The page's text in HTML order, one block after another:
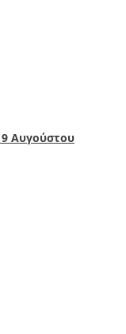
9 Αυγούστου